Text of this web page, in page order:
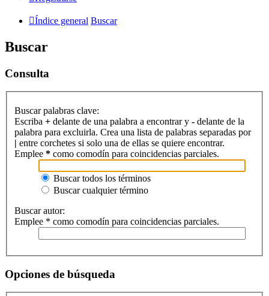
Índice general Buscar
Buscar
Consulta
Buscar palabras clave:
Escriba + delante de una palabra a encontrar y - delante de la
palabra para excluirla. Crea una lista de palabras separadas por
| entre corchetes si solo una de ellas se quiere encontrar.
Emplee * como comodín para coincidencias parciales.
Buscar todos los términos
Buscar cualquier término
Buscar autor:
Emplee * como comodín para coincidencias parciales.
Opciones de búsqueda